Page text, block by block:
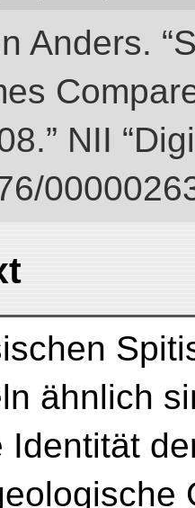
Anders.
NII
ähnlich
Identität